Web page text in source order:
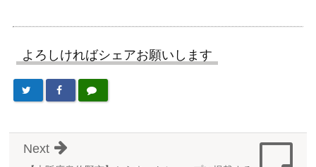
よろしければシェアお願いします
Next